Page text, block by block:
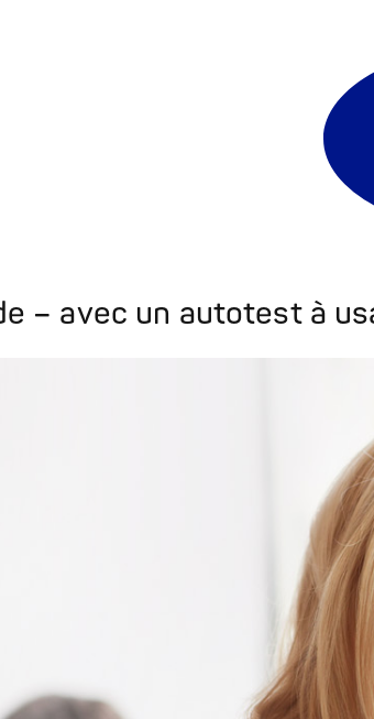
– avec un autotest à